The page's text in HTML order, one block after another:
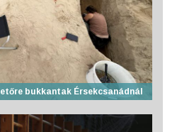
bukkantak Érsekcsanádnál